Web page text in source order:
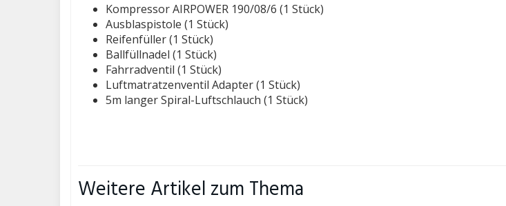
Kompressor AIRPOWER 190/08/6 (1 Stück)
Ausblaspistole (1 Stück)
Reifenfüller (1 Stück)
Ballfüllnadel (1 Stück)
Fahrradventil (1 Stück)
Luftmatratzenventil Adapter (1 Stück)
5m langer Spiral-Luftschlauch (1 Stück)
Weitere Artikel zum Thema